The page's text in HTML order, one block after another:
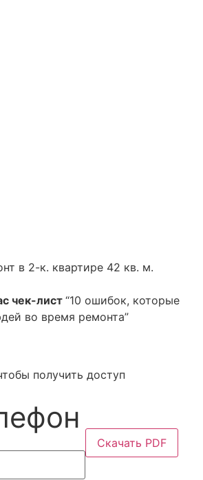
в 2-к. квартире 42 кв. м.
чек-лист “10 ошибок, которые
во время ремонта”
получить доступ
Скачать PDF